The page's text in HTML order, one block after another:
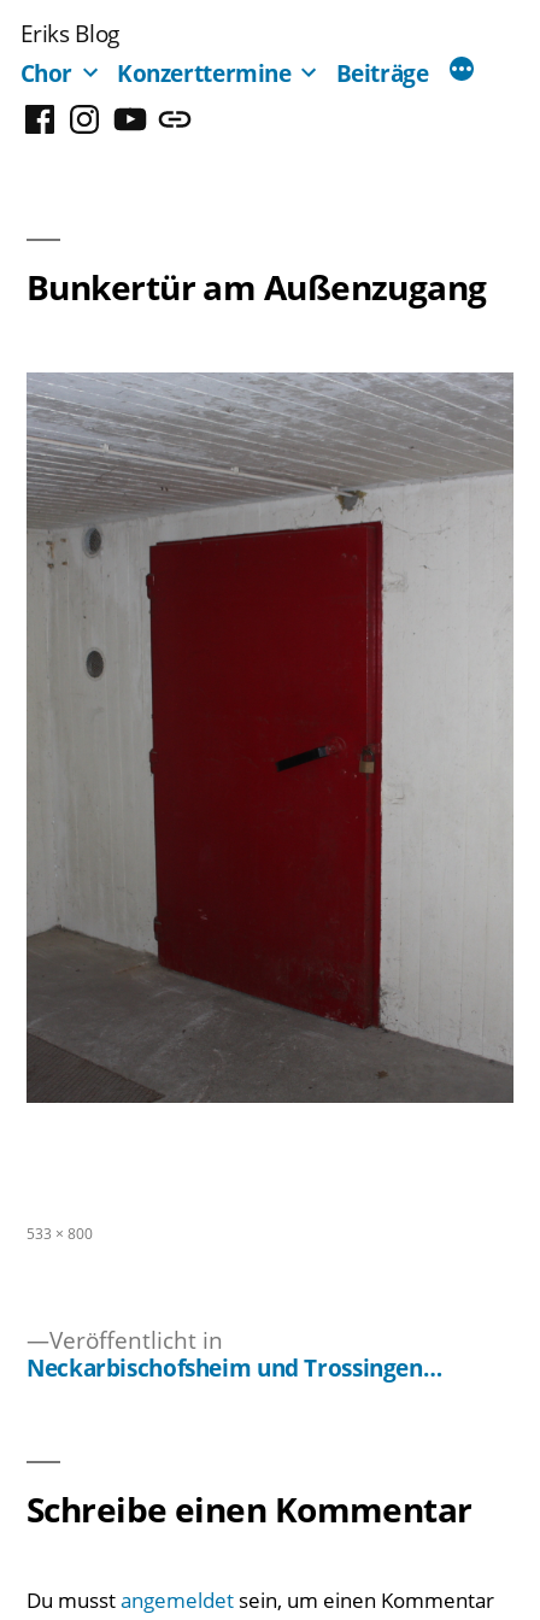
Inhalt
springen
Eriks Blog
Chor
Konzerttermine Beiträge
FacebookInstagram
YouTubeMastodon
Bunkertür am Außenzugang
Originalgröße
533 × 800
Veröffentlicht in
Neckarbischofsheim und Trossingen…
Schreibe einen Kommentar
Du musstangemeldet sein, um einen Kommentar